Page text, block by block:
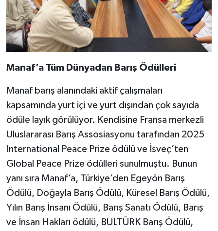
Manaf’a Tüm Dünyadan Barış Ödülleri
Manaf barış alanındaki aktif çalışmaları
kapsamında yurt içi ve yurt dışından çok sayıda
ödüle layık görülüyor. Kendisine Fransa merkezli
Uluslararası Barış Assosiasyonu tarafından 2025
International Peace Prize ödülü ve İsveç’ten
Global Peace Prize ödülleri sunulmuştu. Bunun
yanı sıra Manaf’a, Türkiye’den Egeyön Barış
Ödülü, Doğayla Barış Ödülü, Küresel Barış Ödülü,
Yılın Barış İnsanı Ödülü, Barış Sanatı Ödülü, Barış
ve İnsan Hakları ödülü, BULTÜRK Barış Ödülü,